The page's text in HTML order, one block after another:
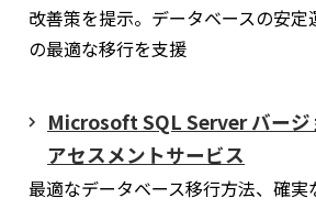
改善策を提示。データベースの安
の最適な移行を支援
Microsoft SQL Server バー
アセスメントサービス
最適なデータベース移行方法、確